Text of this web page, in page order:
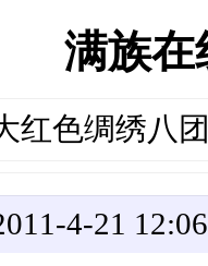
满族在
红色绸绣八
4-21